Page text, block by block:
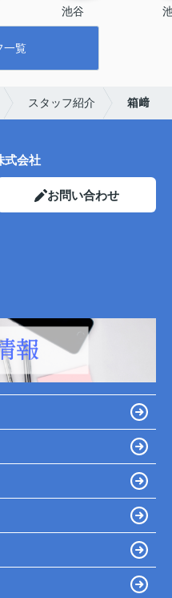
池谷
一覧
スタッフ紹介 箱﨑
式会社
お問い合わせ